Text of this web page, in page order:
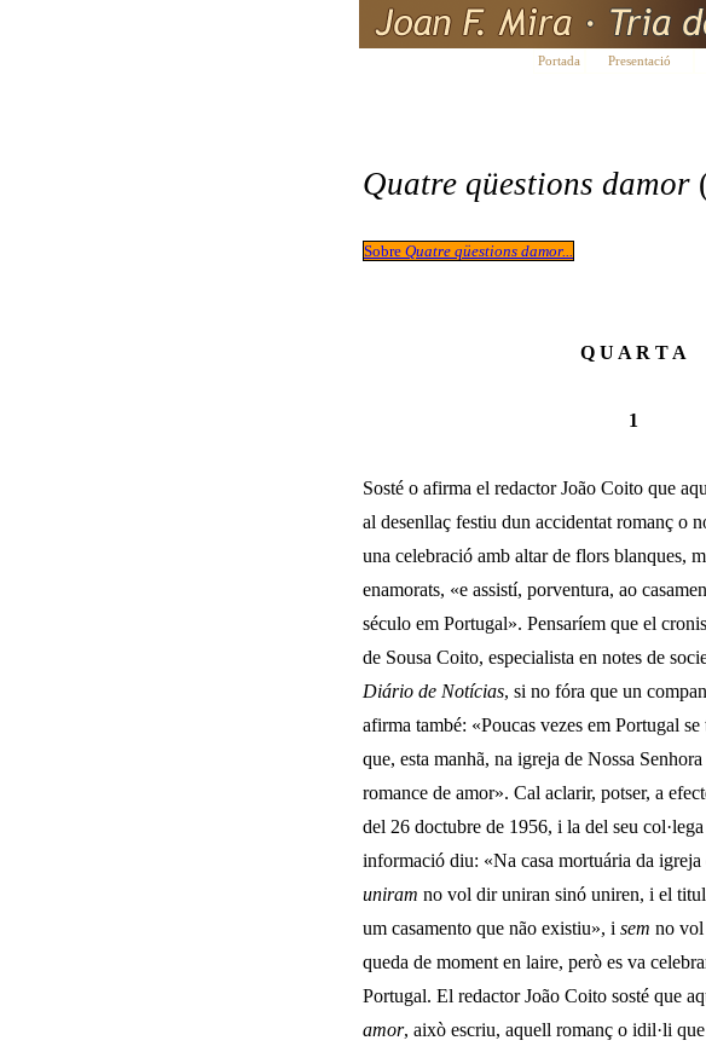
Portada Presentació
Quatre qüestions damor
Sobre Quatre qüestions damor...
Q U A R T A
1
Sosté o afirma el redactor João Coito que
al desenllaç festiu dun accidentat romanç o
una celebració amb altar de flors blanques,
enamorats, «e assistí, porventura, ao
século em Portugal». Pensaríem que el
de Sousa Coito, especia­lista en notes de
Diário de Notícias, si no fóra que un
afirma també: «Poucas vezes em Portugal
que, esta manhã, na igreja de Nossa
romance de amor». Cal acla­rir, potser, a
del 26 doctubre de 1956, i la del seu
informació diu: «Na casa mortuária da
uniram no vol dir uniran sinó uniren, i el
um casamento que não existiu», i sem no vol
queda de moment en laire, però es va
Portugal. El redactor João Coito sosté que
amor, això escriu, aquell romanç o idil·li